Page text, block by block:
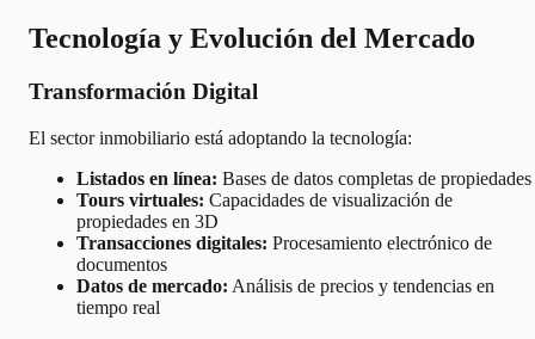
Tecnología y Evolución del Mercado
Transformación Digital
El sector inmobiliario está adoptando la tecnología:
Listados en línea: Bases de datos completas de propiedades
Tours virtuales: Capacidades de visualización de
propiedades en 3D
Transacciones digitales: Procesamiento electrónico de
documentos
Datos de mercado: Análisis de precios y tendencias en
tiempo real